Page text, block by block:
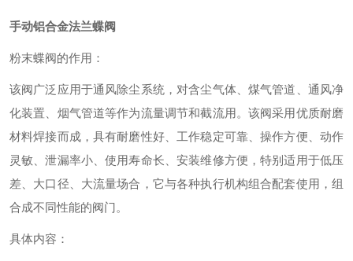
手动铝合金法兰蝶阀
粉末蝶阀的作用：
该阀广泛应用于通风除尘系统，对含尘气体、煤气管道、通风净
化装置、烟气管道等作为流量调节和截流用。该阀采用优质耐磨
材料焊接而成，具有耐磨性好、工作稳定可靠、操作方便、动作
灵敏、泄漏率小、使用寿命长、安装维修方便，特别适用于低压
差、大口径、大流量场合，它与各种执行机构组合配套使用，组
合成不同性能的阀门。
具体内容：